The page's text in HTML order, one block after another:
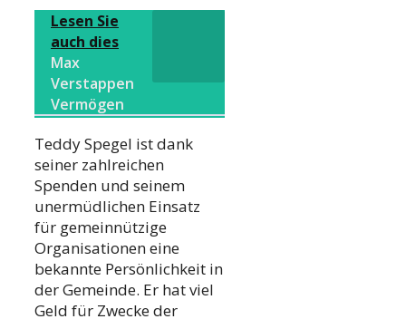
Lesen Sie
auch dies
Max
Verstappen
Vermögen
Teddy Spegel ist dank
seiner zahlreichen
Spenden und seinem
unermüdlichen Einsatz
für gemeinnützige
Organisationen eine
bekannte Persönlichkeit in
der Gemeinde. Er hat viel
Geld für Zwecke der